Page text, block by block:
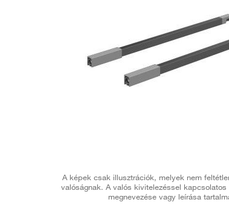
A képek csak illusztrációk, melyek nem
valóságnak. A valós kivitelezéssel
megnevezése vagy leírása